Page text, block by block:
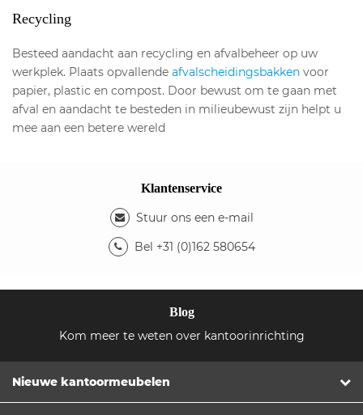
Recycling
Besteed aandacht aan recycling en afvalbeheer op uw
werkplek. Plaats opvallende afvalscheidingsbakken voor
papier, plastic en compost. Door bewust om te gaan met
afval en aandacht te besteden in milieubewust zijn helpt u
mee aan een betere wereld
Klantenservice
Stuur ons een e-mail
Bel +31 (0)162 580654
Blog
Kom meer te weten over kantoorinrichting
Nieuwe kantoormeubelen